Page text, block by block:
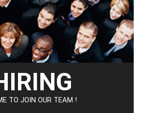
TO JOIN OUR TEAM !